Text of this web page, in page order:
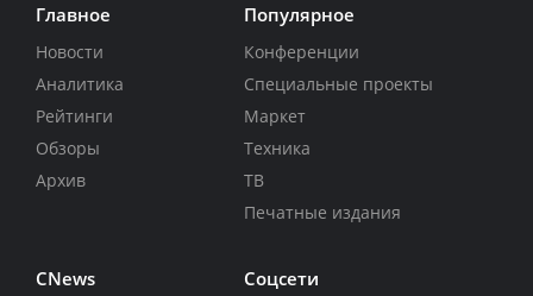
Главное
Новости
Аналитика
Рейтинги
Обзоры
Архив
Популярное
Конференции
Специальные проекты
Маркет
Техника
ТВ
Печатные издания
CNews Соцсети